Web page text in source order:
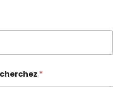
*